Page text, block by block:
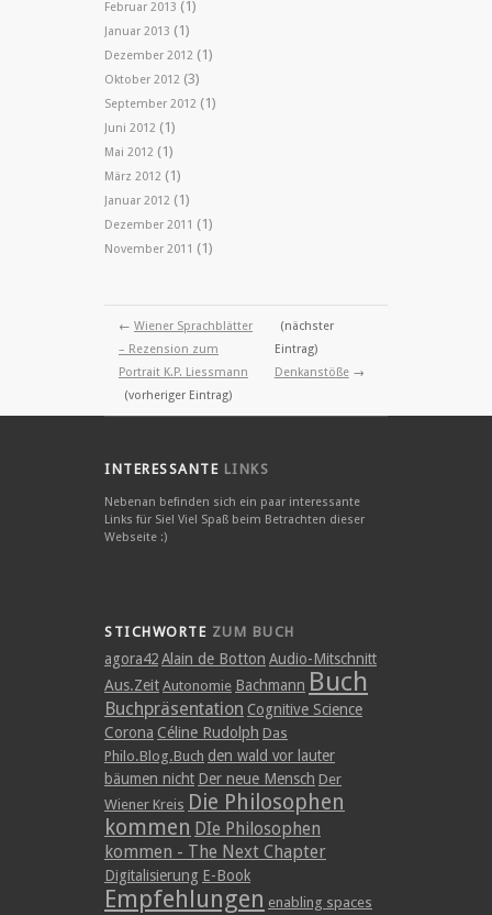
Februar 2013 (1)
Januar 2013 (1)
Dezember 2012 (1)
Oktober 2012 (3)
September 2012 (1)
Juni 2012 (1)
Mai 2012 (1)
März 2012 (1)
Januar 2012 (1)
Dezember 2011 (1)
November 2011 (1)
← Wiener Sprachblätter
– Rezension zum
Portrait K.P. Liessmann
(vorheriger Eintrag)
(nächster
Eintrag)
Denkanstöße→
INTERESSANTE LINKS
Nebenan befinden sich ein paar interessante
Links für Sie! Viel Spaß beim Betrachten dieser
Webseite :)
STICHWORTE ZUM BUCH
agora42Alain de Botton Audio-Mitschnitt
Aus.Zeit Autonomie Bachmann Buch
Buchpräsentation Cognitive Science
Corona Céline Rudolph Das
Philo.Blog.Buch den wald vor lauter
bäumen nicht Der neue Mensch Der
Wiener Kreis Die Philosophen
kommen DIe Philosophen
kommen - The Next Chapter
Digitalisierung E-Book
Empfehlungen enabling spaces